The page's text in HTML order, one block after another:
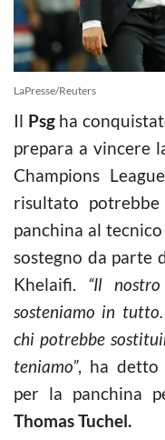
LaPresse/Reuters
Il Psgha
prepara a vincere
Champions
risultato
panchina al tecnico
sostegno da parte
Khelaifi. “Il
sosteniamo in
chi potrebbe
teniamo”, ha detto
per la panchina
Thomas Tuchel.